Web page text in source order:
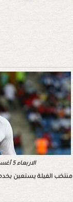
الاربعاء 5 أغسطس 2026 - 15:09
منتخب الفيلة يستعين